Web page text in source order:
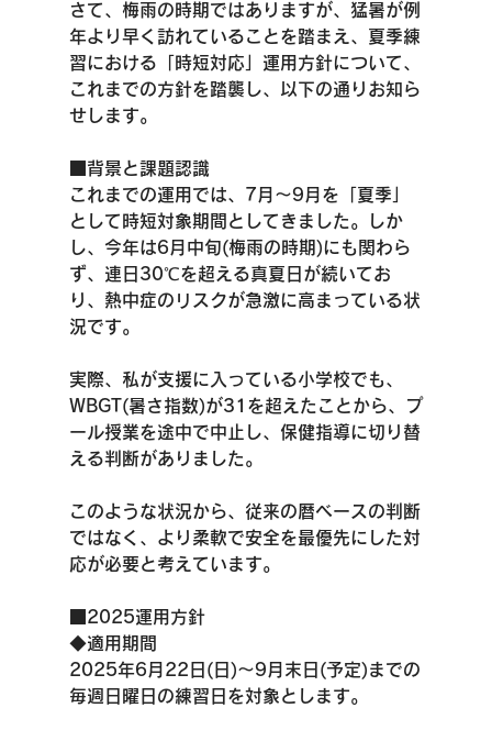
さて、梅雨の時期ではありますが、猛暑が例
年より早く訪れていることを踏まえ、夏季練
習における「時短対応」運用方針について、
これまでの方針を踏襲し、以下の通りお知ら
せします。
■背景と課題認識
これまでの運用では、7月～9月を「夏季」
として時短対象期間としてきました。しか
し、今年は6月中旬(梅雨の時期)にも関わら
ず、連日30℃を超える真夏日が続いてお
り、熱中症のリスクが急激に高まっている状
況です。
実際、私が支援に入っている小学校でも、
WBGT(暑さ指数)が31を超えたことから、プ
ール授業を途中で中止し、保健指導に切り替
える判断がありました。
このような状況から、従来の暦ベースの判断
ではなく、より柔軟で安全を最優先にした対
応が必要と考えています。
■2025運用方針
◆適用期間
2025年6月22日(日)〜9月末日(予定)までの
毎週日曜日の練習日を対象とします。